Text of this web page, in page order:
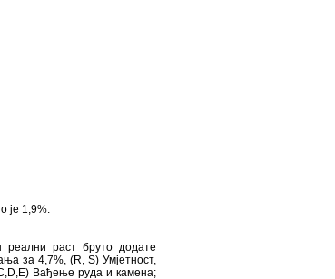
је 1,9%.
реални раст бруто додате
за 4,7%, (R, S) Умјетност,
Вађење руда и камена;